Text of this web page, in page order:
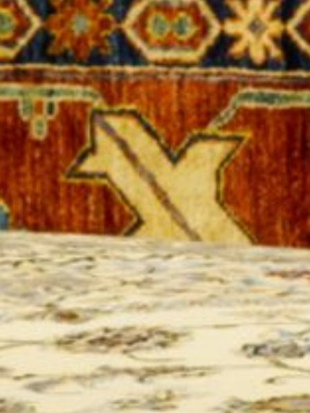
UNSERE SOCIAL MEDIA KANÄLE
Instagram:@auktionshaus_agrippina
TikTok: @auktionshaus.agrippina
YouTube:@auktionshausagrippina65
Wenn Sie noch Fragen haben, kontaktieren Sie uns
und sichern Sie sich Ihre unverbindliche